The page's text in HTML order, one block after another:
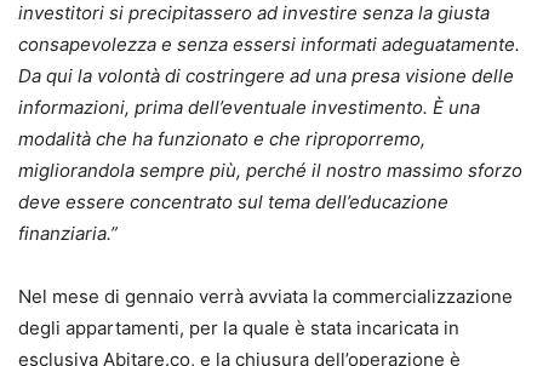
investitori si precipitassero ad investire senza la giusta
consapevolezza e senza essersi informati adeguatamente.
Da qui la volontà di costringere ad una presa visione delle
informazioni, prima dell’eventuale investimento. È una
modalità che ha funzionato e che riproporremo,
migliorandola sempre più, perché il nostro massimo sforzo
deve essere concentrato sul tema dell’educazione
finanziaria.”
Nel mese di gennaio verrà avviata la commercializzazione
degli appartamenti, per la quale è stata incaricata in
esclusiva Abitare.co, e la chiusura dell’operazione è